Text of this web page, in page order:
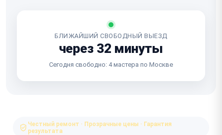
БЛИЖАЙШИЙ СВОБОДНЫЙ ВЫЕЗД
через 32 минуты
Сегодня свободно: 4 мастера по Москве
Честный ремонт · Прозрачные цены · Гарантия
результата